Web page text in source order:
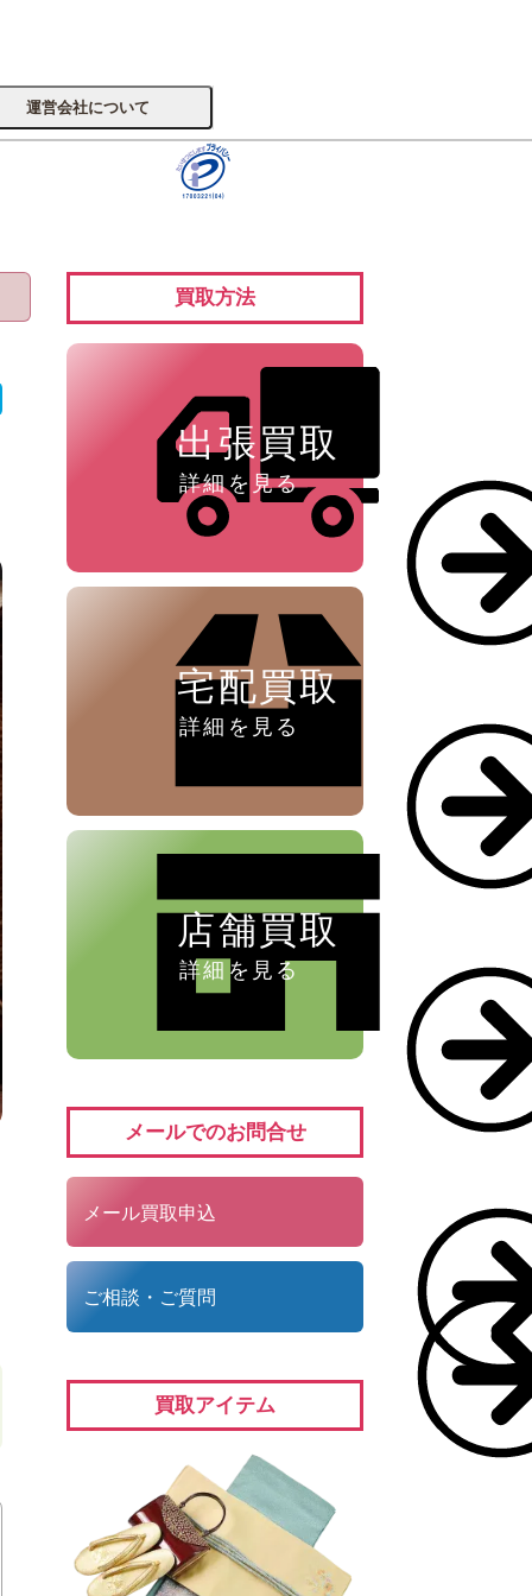
運営会社について
買取方法
出張買取
詳細を見る
宅配買取
詳細を見る
店舗買取
詳細を見る
メールでのお問合せ
メール買取申込
ご相談・ご質問
買取アイテム